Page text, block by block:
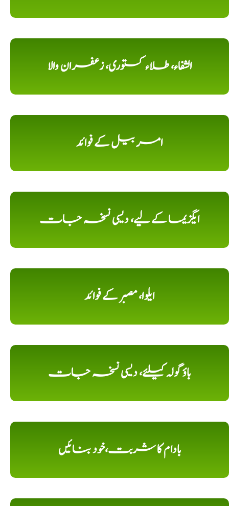
الشفاء، طلاء کستوری، زعفران والا
امر بیل کے فوائد
ایگزیما کے لیے، دیسی نسخہ جات
ایلوا، مصبر کے فوائد
باؤ گولہ کیلئے، دیسی نسخہ جات
بادام کا شربت،خود بنائیں